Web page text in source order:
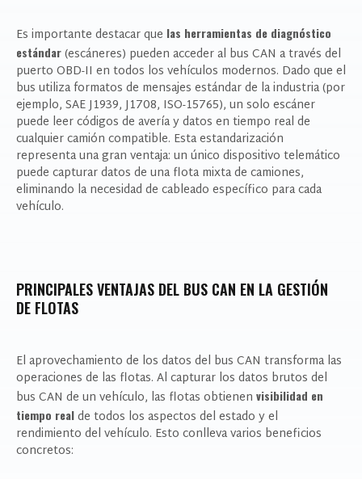
Es importante destacar que las herramientas de diagnóstico
estándar(escáneres) pueden acceder al bus CAN a través del
puerto OBD-II en todos los vehículos modernos. Dado que el
bus utiliza formatos de mensajes estándar de la industria (por
ejemplo, SAE J1939, J1708, ISO-15765), un solo escáner
puede leer códigos de avería y datos en tiempo real de
cualquier camión compatible. Esta estandarización
representa una gran ventaja: un único dispositivo telemático
puede capturar datos de una flota mixta de camiones,
eliminando la necesidad de cableado específico para cada
vehículo.
PRINCIPALES VENTAJAS DEL BUS CAN EN LA GESTIÓN
DE FLOTAS
El aprovechamiento de los datos del bus CAN transforma las
operaciones de las flotas. Al capturar los datos brutos del
bus CAN de un vehículo, las flotas obtienen visibilidad en
tiempo realde todos los aspectos del estado y el
rendimiento del vehículo. Esto conlleva varios beneficios
concretos: